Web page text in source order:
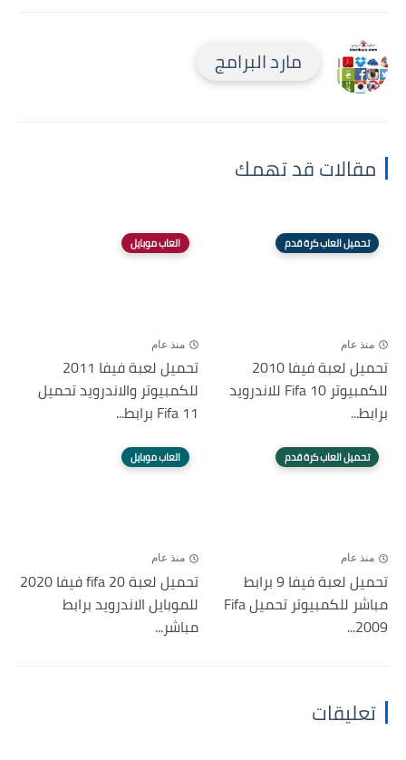
مارد البرامج
مقالات قد تهمك
تحميل العاب كرة قدم
منذ عام
تحميل لعبة فيفا 2010
للكمبيوتر Fifa 10 للاندرويد
برابط...
العاب موبايل
منذ عام
تحميل لعبة فيفا 2011
للكمبيوتر والاندرويد تحميل
Fifa 11 برابط...
تحميل العاب كرة قدم
منذ عام
تحميل لعبة فيفا 9 برابط
مباشر للكمبيوتر تحميل Fifa
2009...
العاب موبايل
منذ عام
تحميل لعبة fifa 20 فيفا 2020
للموبايل الاندرويد برابط
مباشر...
تعليقات